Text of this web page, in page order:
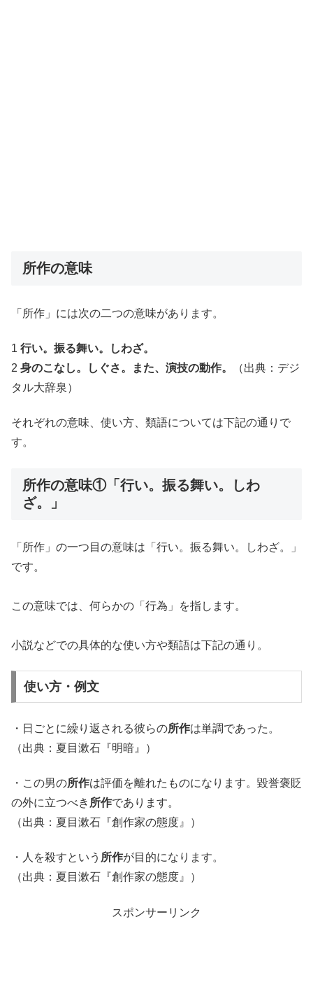
所作の意味
「所作」には次の二つの意味があります。
1 行い。振る舞い。しわざ。
2 身のこなし。しぐさ。また、演技の動作。
（出典：デジ
タル大辞泉）
それぞれの意味、使い方、類語については下記の通りで
す。
所作の意味①「行い。振る舞い。しわ
ざ。」
「所作」の一つ目の意味は「行い。振る舞い。しわざ。」
です。
この意味では、何らかの「行為」を指します。
小説などでの具体的な使い方や類語は下記の通り。
使い方・例文
・日ごとに繰り返される彼らの所作は単調であった。
（出典：夏目漱石『明暗』）
・この男の所作は評価を離れたものになります。毀誉褒貶
の外に立つべき 所作であります。
（出典：夏目漱石『創作家の態度』）
・人を殺すという 所作が目的になります。
（出典：夏目漱石『創作家の態度』）
スポンサーリンク